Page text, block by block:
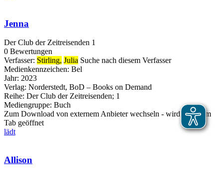
Jenna
Der Club der Zeitreisenden 1
0 Bewertungen
Verfasser: Stirling, Julia Suche nach diesem Verfasser
Medienkennzeichen: Bel
Jahr: 2023
Verlag: Norderstedt, BoD – Books on Demand
Reihe: Der Club der Zeitreisenden; 1
Mediengruppe: Buch
Zum Download von externem Anbieter wechseln - wird in neuem
Tab geöffnet
lädt
Allison